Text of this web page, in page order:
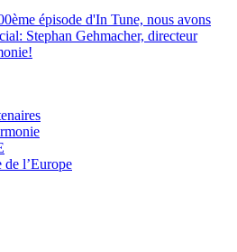
épisode d'In Tune, nous avons
Stephan Gehmacher, directeur
de l’Europe